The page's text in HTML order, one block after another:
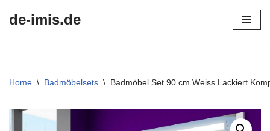
de-imis.de
Home \ Badmöbelsets \ Badmöbel Set 90 cm Weiss Lackiert